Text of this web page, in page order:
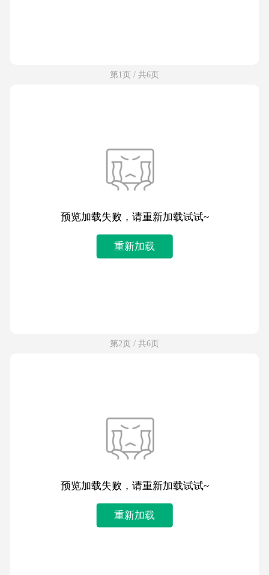
第1页 / 共6页
预览加载失败，请重新加载试试~
重新加载
第2页 / 共6页
预览加载失败，请重新加载试试~
重新加载